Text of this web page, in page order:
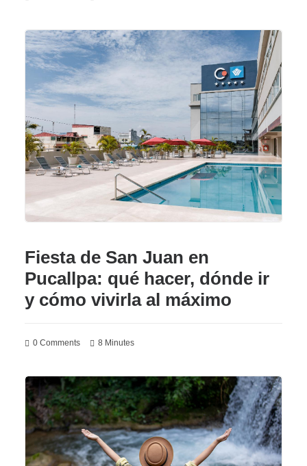
Fiesta de San Juan en
Pucallpa: qué hacer, dónde ir
y cómo vivirla al máximo
0 Comments 8 Minutes